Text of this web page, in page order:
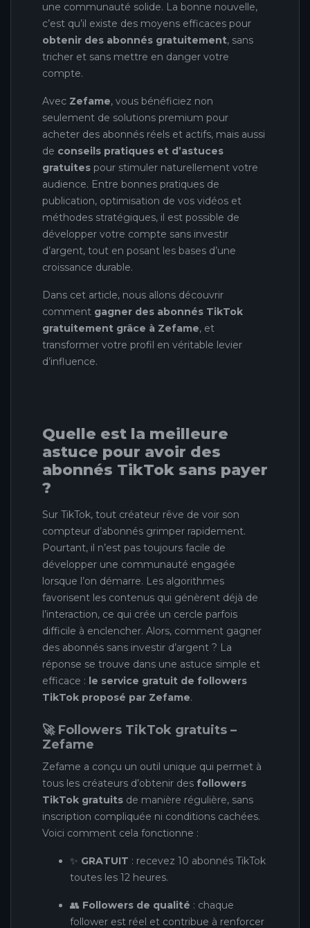
une communauté solide. La bonne nouvelle,
c’est qu’il existe des moyens efficaces pour
obtenir des abonnés gratuitement, sans
tricher et sans mettre en danger votre
compte.
Avec Zefame, vous bénéficiez non
seulement de solutions premium pour
acheter des abonnés réels et actifs, mais aussi
de conseils pratiques et d’astuces
gratuites pour stimuler naturellement votre
audience. Entre bonnes pratiques de
publication, optimisation de vos vidéos et
méthodes stratégiques, il est possible de
développer votre compte sans investir
d’argent, tout en posant les bases d’une
croissance durable.
Dans cet article, nous allons découvrir
comment gagner des abonnés TikTok
gratuitement grâce à Zefame, et
transformer votre profil en véritable levier
d’influence.
Quelle est la meilleure
astuce pour avoir des
abonnés TikTok sans payer
?
Sur TikTok, tout créateur rêve de voir son
compteur d’abonnés grimper rapidement.
Pourtant, il n’est pas toujours facile de
développer une communauté engagée
lorsque l’on démarre. Les algorithmes
favorisent les contenus qui génèrent déjà de
l’interaction, ce qui crée un cercle parfois
difficile à enclencher. Alors, comment gagner
des abonnés sans investir d’argent ? La
réponse se trouve dans une astuce simple et
efficace : le service gratuit de followers
TikTok proposé par Zefame.
🚀 Followers TikTok gratuits –
Zefame
Zefame a conçu un outil unique qui permet à
tous les créateurs d’obtenir des followers
TikTok gratuits de manière régulière, sans
inscription compliquée ni conditions cachées.
Voici comment cela fonctionne :
✨ GRATUIT : recevez 10 abonnés TikTok
toutes les 12 heures.
👥 Followers de qualité : chaque
follower est réel et contribue à renforcer